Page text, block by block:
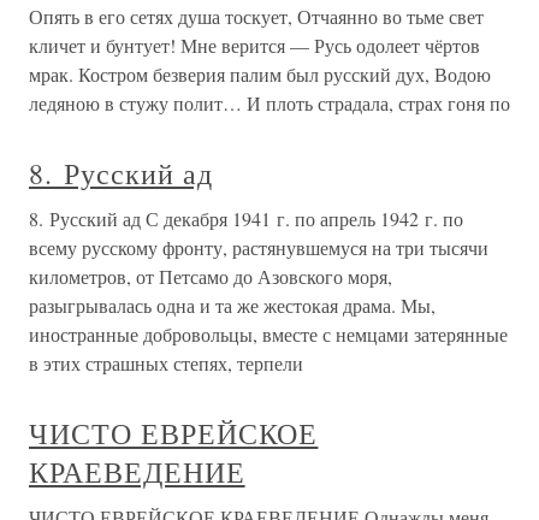
Опять в его сетях душа тоскует, Отчаянно во тьме свет
кличет и бунтует! Мне верится — Русь одолеет чёртов
мрак. Костром безверия палим был русский дух, Водою
ледяною в стужу полит… И плоть страдала, страх гоня по
8. Русский ад
8. Русский ад С декабря 1941 г. по апрель 1942 г. по
всему русскому фронту, растянувшемуся на три тысячи
километров, от Петсамо до Азовского моря,
разыгрывалась одна и та же жестокая драма. Мы,
иностранные добровольцы, вместе с немцами затерянные
в этих страшных степях, терпели
ЧИСТО ЕВРЕЙСКОЕ
КРАЕВЕДЕНИЕ